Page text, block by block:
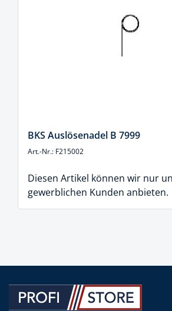
BKS Auslösenadel B 7999
Art.-Nr.: F215002
Diesen Artikel können wir nur
gewerblichen Kunden anbieten.